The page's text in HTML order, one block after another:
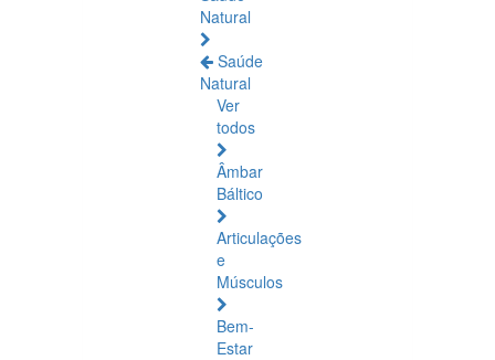
Natural
Saúde
Natural
Ver
todos
Âmbar
Báltico
Articulações
e
Músculos
Bem-
Estar